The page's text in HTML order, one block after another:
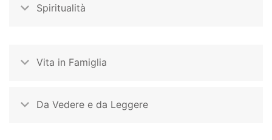
Spiritualità
Vita in Famiglia
Da Vedere e da Leggere